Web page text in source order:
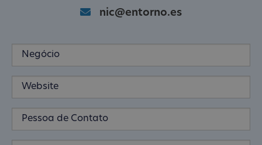
nic@entorno.es